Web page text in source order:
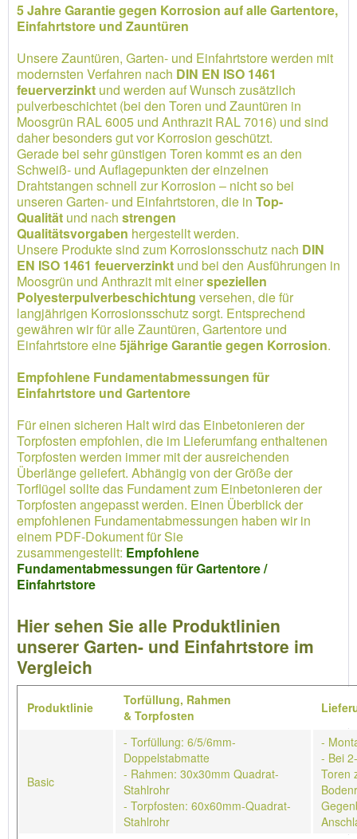
5 Jahre Garantie gegen Korrosion auf alle Gartentore,
Einfahrtstore und Zauntüren
Unsere Zauntüren, Garten- und Einfahrtstore werden mit
modernsten Verfahren nach DIN EN ISO 1461
feuerverzinkt und werden auf Wunsch zusätzlich
pulverbeschichtet (bei den Toren und Zauntüren in
Moosgrün RAL 6005 und Anthrazit RAL 7016) und sind
daher besonders gut vor Korrosion geschützt.
Gerade bei sehr günstigen Toren kommt es an den
Schweiß- und Auflagepunkten der einzelnen
Drahtstangen schnell zur Korrosion – nicht so bei
unseren Garten- und Einfahrtstoren, die in Top-
Qualität und nach strengen
Qualitätsvorgaben hergestellt werden.
Unsere Produkte sind zum Korrosionsschutz nach DIN
EN ISO 1461 feuerverzinkt und bei den Ausführungen in
Moosgrün und Anthrazit mit einerspeziellen
Polyesterpulverbeschichtung versehen, die für
langjährigen Korrosionsschutz sorgt. Entsprechend
gewähren wir für alle Zauntüren, Gartentore und
Einfahrtstore eine5jährige Garantie gegen Korrosion.
Empfohlene Fundamentabmessungen für
Einfahrtstore und Gartentore
Für einen sicheren Halt wird das Einbetonieren der
Torpfosten empfohlen, die im Lieferumfang enthaltenen
Torpfosten werden immer mit der ausreichenden
Überlänge geliefert. Abhängig von der Größe der
Torflügel sollte das Fundament zum Einbetonieren der
Torpfosten angepasst werden. Einen Überblick der
empfohlenen Fundamentabmessungen haben wir in
einem PDF-Dokument für Sie
zusammengestellt: Empfohlene
Fundamentabmessungen für Gartentore /
Einfahrtstore
Hier sehen Sie alle Produktlinien
unserer Garten- und Einfahrtstore im
Vergleich
Produktlinie Torfüllung, Rahmen
& Torpfosten
Basic
- Torfüllung: 6/5/6mm-
Doppelstabmatte
- Rahmen: 30x30mm Quadrat-
Stahlrohr
- Torpfosten: 60x60mm-Quadrat-
Stahlrohr
-
- Bei
Toren